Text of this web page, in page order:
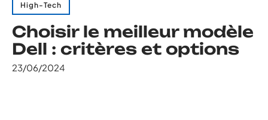
High-Tech
Choisir le meilleur modèle
Dell : critères et options
23/06/2024